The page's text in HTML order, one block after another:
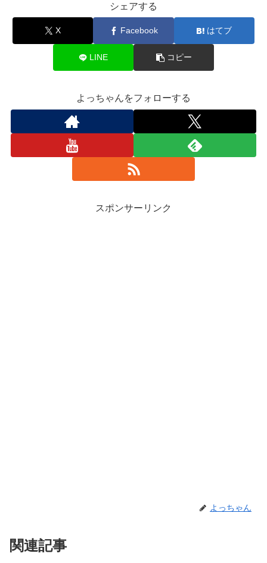
シェアする
X Facebook はてブ
LINE コピー
よっちゃんをフォローする
スポンサーリンク
よっちゃん
関連記事